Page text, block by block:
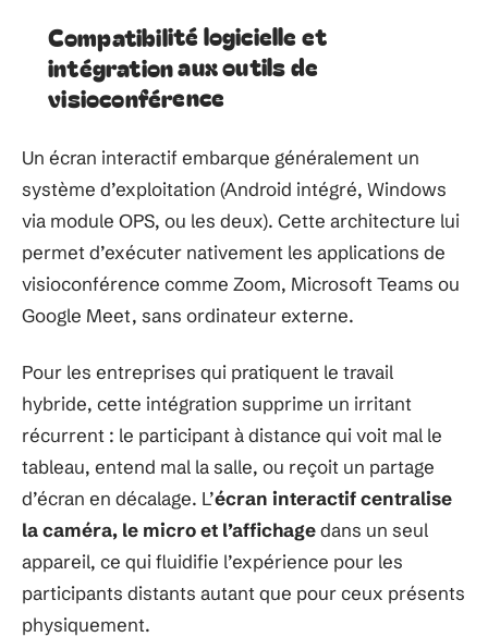
Compatibilité logicielle et
intégration aux outils de
visioconférence
Un écran interactif embarque généralement un
système d’exploitation (Android intégré, Windows
via module OPS, ou les deux). Cette architecture lui
permet d’exécuter nativement les applications de
visioconférence comme Zoom, Microsoft Teams ou
Google Meet, sans ordinateur externe.
Pour les entreprises qui pratiquent le travail
hybride, cette intégration supprime un irritant
récurrent : le participant à distance qui voit mal le
tableau, entend mal la salle, ou reçoit un partage
d’écran en décalage. L’écran interactif centralise
la caméra, le micro et l’affichagedans un seul
appareil, ce qui fluidifie l’expérience pour les
participants distants autant que pour ceux présents
physiquement.